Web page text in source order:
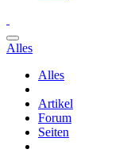
Alles
Alles
Artikel
Forum
Seiten